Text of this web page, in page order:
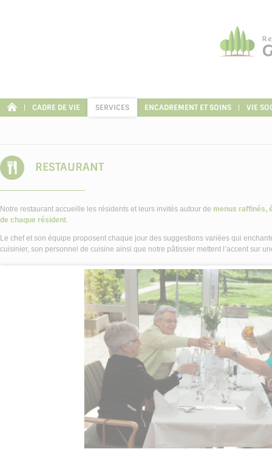
CADRE DE VIE SERVICES ENCADREMENT ET SOINS VIE
RESTAURANT
Notre restaurant accueille les résidents et leurs invités autour de menus raffinés,
de chaque résident.
Le chef et son équipe proposent chaque jour des suggestions variées qui
cuisinier, son personnel de cuisine ainsi que notre pâtissier mettent l’accent sur